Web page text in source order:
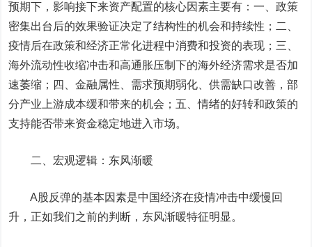
预期下，影响接下来资产配置的核心因素主要有：一、政策
密集出台后的效果验证决定了结构性的机会和持续性；二、
疫情后在政策和经济正常化进程中消费和投资的表现；三、
海外流动性收缩冲击和高通胀压制下的海外经济需求是否加
速萎缩；四、金融属性、需求预期弱化、供需缺口改善，部
分产业上游成本缓和带来的机会；五、情绪的好转和政策的
支持能否带来资金稳定地进入市场。
二、宏观逻辑：东风渐暖
A股反弹的基本因素是中国经济在疫情冲击中缓慢回
升，正如我们之前的判断，东风渐暖特征明显。